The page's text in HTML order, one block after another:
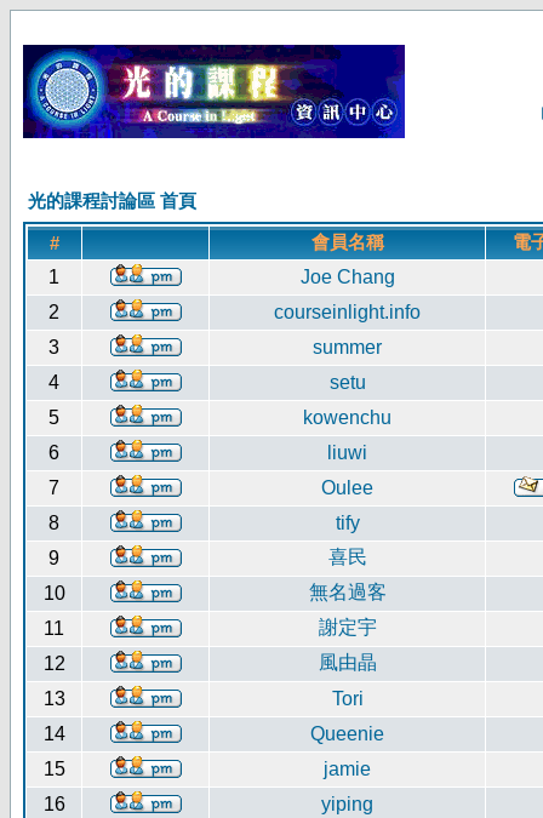
光的課程討論區 首頁
# 會員名稱
電
1
Joe Chang
2
courseinlight.info
3
summer
4
setu
5
kowenchu
6
liuwi
7
Oulee
8
tify
9
喜民
10
無名過客
11
謝定宇
12
風由晶
13
Tori
14
Queenie
15
jamie
16
yiping